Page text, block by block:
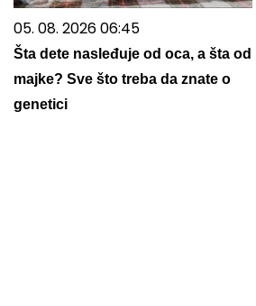
05. 08. 2026 06:45
Šta dete nasleđuje od oca, a šta od
majke? Sve što treba da znate o
genetici